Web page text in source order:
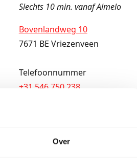
Over
Slechts 10 min. vanaf Almelo
Bovenlandweg 10
7671 BE Vriezenveen
Telefoonnummer
+31 546 750 238
info@bebovloeren.nl